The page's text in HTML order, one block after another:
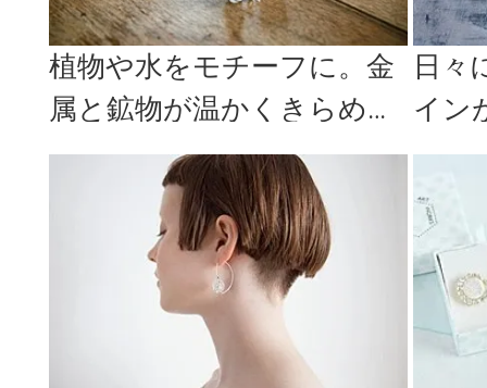
植物や水をモチーフに。金
属と鉱物が温かくきらめく
「Nakamura Nazuki...
日々
イン
ブラ